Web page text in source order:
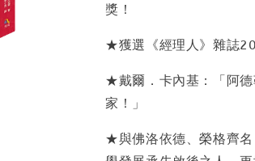
獎！
★獲選《經理人》雜誌
★戴爾．卡內基：「阿
家！」
★與佛洛依德、榮格齊